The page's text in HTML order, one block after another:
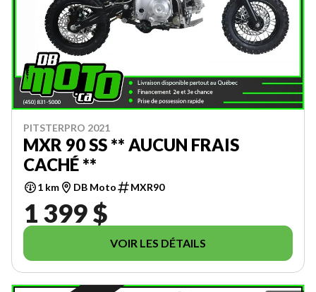
PITSTERPRO 2021
MXR 90 SS ** AUCUN FRAIS
CACHÉ **
1 km DB Moto MXR90
1 399 $
VOIR LES DÉTAILS